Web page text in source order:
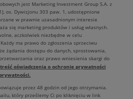
jest Marketing Investment Group S.A. z
os. Dywizjonu 303 paw. 1, udostępnione
w prawnie uzasadnionym interesie
się marketing produktów i usług własnych.
aczkolwiek niezbędne w celu
ma prawo do zgłoszenia sprzeciwu
żądania dostępu do danych, sprostowania,
oraz prawo wniesienia skargi do
treść oświadczenia o ochronie prywatności
przez 48 godzin od jego otrzymania.
który prześlemy Ci po kliknięciu w link